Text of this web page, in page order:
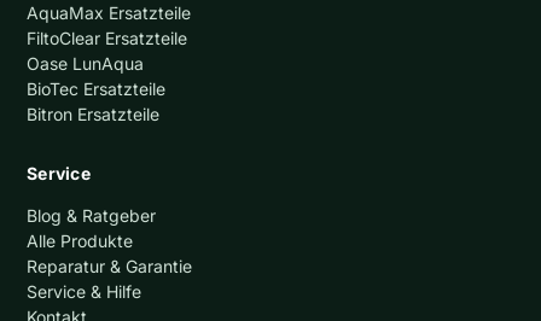
AquaMax Ersatzteile
FiltoClear Ersatzteile
Oase LunAqua
BioTec Ersatzteile
Bitron Ersatzteile
Service
Blog & Ratgeber
Alle Produkte
Reparatur & Garantie
Service & Hilfe
Kontakt